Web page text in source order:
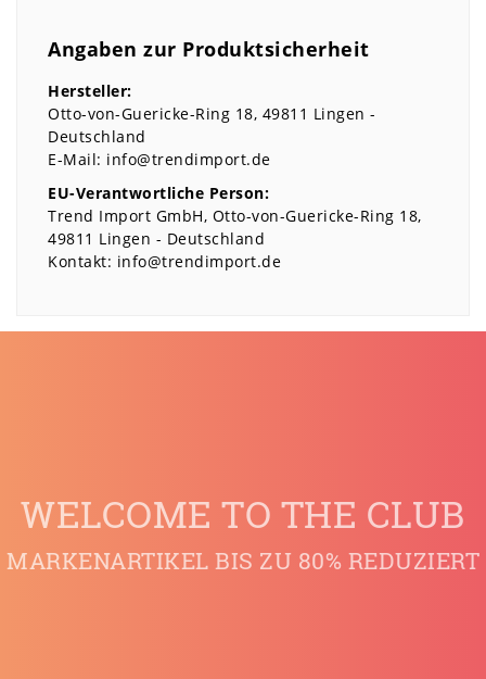
Angaben zur Produktsicherheit
Hersteller:
Otto-von-Guericke-Ring 18 49811 Lingen
Deutschland
E-Mail: info@trendimport.de
EU-Verantwortliche Person:
Trend Import GmbH Otto-von-Guericke-Ring 18
49811 Lingen
Deutschland
Kontakt: info@trendimport.de
WELCOME TO THE CLUB
MARKENARTIKEL BIS ZU 80% REDUZIERT